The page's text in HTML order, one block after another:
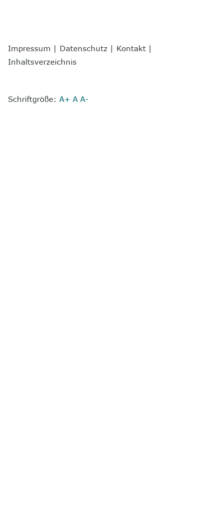
Impressum | Datenschutz | Kontakt |
Inhaltsverzeichnis
Schriftgröße: A+ A A-